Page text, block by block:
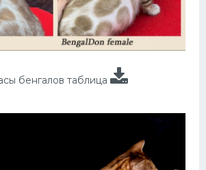
бенгалов таблица